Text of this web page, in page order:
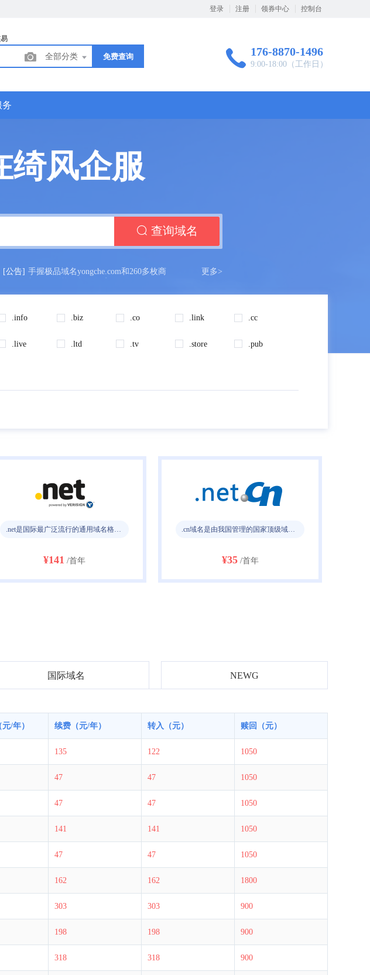
登录 注册 领券中心 控制台
全部分类 免费查询 176-8870-1496
9:00-18:00（工作日）
务
绮风企服
查询域名
[公告] 手握极品域名yongche.com和260多枚商
更多>
.info .biz .co .link .cc
.live .ltd .tv .store .pub
.cn域名是由我国管理的国家顶级域名。.cn代表中国，是具有中国独特标识的域名。当前.cn域名在全球具有很大的市场。
¥35 /首年
任何词汇后加上了CLUB（俱乐部）便获得了新的意义
¥26 /首年
国际域名 NEWG
/年） 续费（元/年） 转入（元） 赎回（元）
135 122 1050
47 47 1050
47 47 1050
141 141 1050
47 47 1050
162 162 1800
303 303 900
198 198 900
318 318 900